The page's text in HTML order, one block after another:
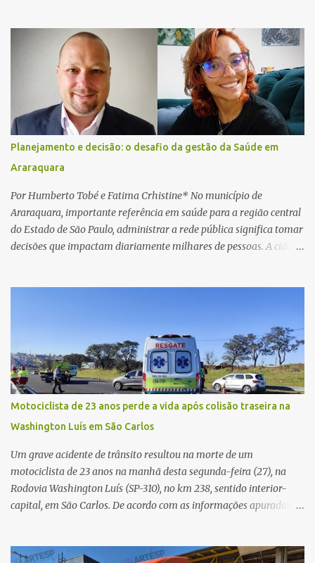
suspeito alegou que seria necessário atualizar o cadastro da conta
e passou a orientar a vítima sobre os procedimentos que deveriam
ser realizados. Dias depois, o golpista enviou um documento em
PDF simulando uma comunicação oficial da instituição financeira.
Na sequência, entrou em contato por telefone e encaminhou um
link, orientando a vítima a acessá-lo pelo computador para
concluir a suposta atualização cadastral. Após realizar o
procedimento, a conta bancária ficou bloqueada por algumas
horas. Sem conseguir acessar o sistema, a vítima tentou
novamente contato com o suposto gerente, mas não obteve
resposta. Na segunda-fe...
Planejamento e decisão: o desafio da gestão da Saúde em
Araraquara
Por Humberto Tobé e Fatima Crhistine* No município de
Araraquara, importante referência em saúde para a região central
do Estado de São Paulo, administrar a rede pública significa tomar
decisões que impactam diariamente milhares de pessoas. A cidade
o Sistema Único de Saúde (SUS). Nos últimos anos, o Governo
Federal tem ampliado investimentos destinados ao fortalecimento
da atenção básica, da infraestrutura hospitalar e da
regionalização dos serviços de saúde. Entretanto, em um cenário
de demandas crescentes e recursos necessariamente limitados, a
principal missão da gestão pública não é apenas investir mais,
mas decidir melhor onde investir para produzir o maior benefício
possível à população. Essa reflexão encontra respaldo tanto na
teoria da admini...
Motociclista de 23 anos perde a vida após colisão traseira na
Washington Luís em São Carlos
Um grave acidente de trânsito resultou na morte de um
motociclista de 23 anos na manhã desta segunda-feira (27), na
Rodovia Washington Luís (SP-310), no km 238, sentido interior-
capital, em São Carlos. De acordo com as informações apuradas no
veículo, o trânsito estava lento e congestionado devido a obras